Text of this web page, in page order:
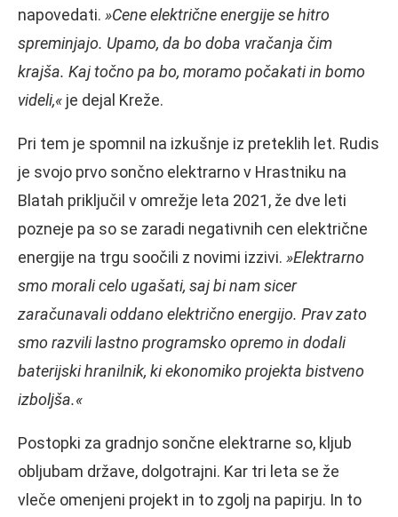
napovedati. »Cene električne energije se hitro
spreminjajo. Upamo, da bo doba vračanja čim
krajša. Kaj točno pa bo, moramo počakati in bomo
videli,« je dejal Kreže.
Pri tem je spomnil na izkušnje iz preteklih let. Rudis
je svojo prvo sončno elektrarno v Hrastniku na
Blatah priključil v omrežje leta 2021, že dve leti
pozneje pa so se zaradi negativnih cen električne
energije na trgu soočili z novimi izzivi. »Elektrarno
smo morali celo ugašati, saj bi nam sicer
zaračunavali oddano električno energijo. Prav zato
smo razvili lastno programsko opremo in dodali
baterijski hranilnik, ki ekonomiko projekta bistveno
izboljša.«
Postopki za gradnjo sončne elektrarne so, kljub
obljubam države, dolgotrajni. Kar tri leta se že
vleče omenjeni projekt in to zgolj na papirju. In to